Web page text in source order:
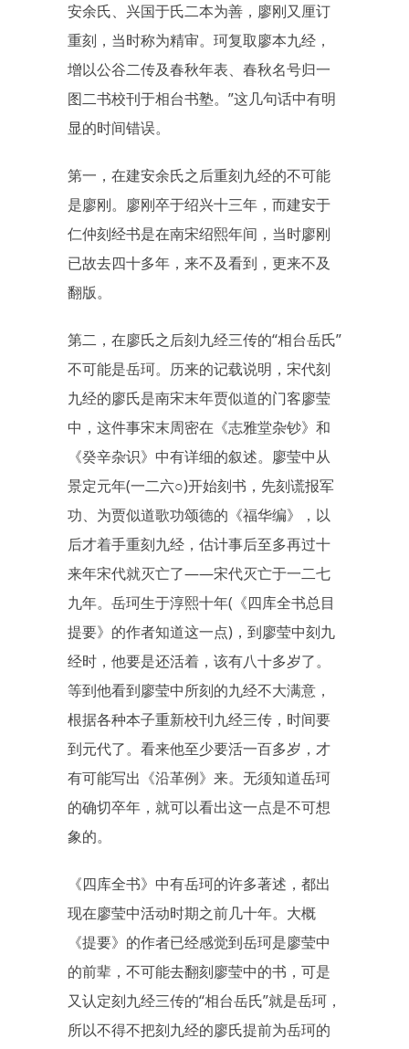
安余氏、兴国于氏二本为善，廖刚又厘订
重刻，当时称为精审。珂复取廖本九经，
增以公谷二传及春秋年表、春秋名号归一
图二书校刊于相台书塾。”这几句话中有明
显的时间错误。
第一，在建安余氏之后重刻九经的不可能
是廖刚。廖刚卒于绍兴十三年，而建安于
仁仲刻经书是在南宋绍熙年间，当时廖刚
已故去四十多年，来不及看到，更来不及
翻版。
第二，在廖氏之后刻九经三传的“相台岳氏”
不可能是岳珂。历来的记载说明，宋代刻
九经的廖氏是南宋末年贾似道的门客廖莹
中，这件事宋末周密在《志雅堂杂钞》和
《癸辛杂识》中有详细的叙述。廖莹中从
景定元年(一二六○)开始刻书，先刻谎报军
功、为贾似道歌功颂德的《福华编》，以
后才着手重刻九经，估计事后至多再过十
来年宋代就灭亡了——宋代灭亡于一二七
九年。岳珂生于淳熙十年(《四库全书总目
提要》的作者知道这一点)，到廖莹中刻九
经时，他要是还活着，该有八十多岁了。
等到他看到廖莹中所刻的九经不大满意，
根据各种本子重新校刊九经三传，时间要
到元代了。看来他至少要活一百多岁，才
有可能写出《沿革例》来。无须知道岳珂
的确切卒年，就可以看出这一点是不可想
象的。
《四库全书》中有岳珂的许多著述，都出
现在廖莹中活动时期之前几十年。大概
《提要》的作者已经感觉到岳珂是廖莹中
的前辈，不可能去翻刻廖莹中的书，可是
又认定刻九经三传的“相台岳氏”就是岳珂，
所以不得不把刻九经的廖氏提前为岳珂的